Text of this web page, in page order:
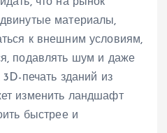
материалы,
к внешним условиям,
подавлять шум и даже
печать зданий из
изменить ландшафт
быстрее и